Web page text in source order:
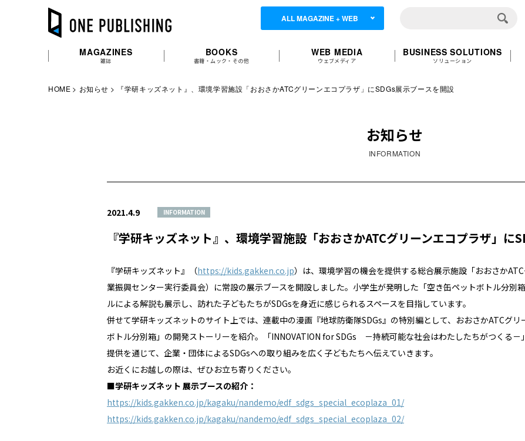
ALL MAGAZINE + WEB
MAGAZINES
雑誌
BOOKS
書籍・ムック・その他
WEB MEDIA
ウェブメディア
BUSINESS SOLUTIONS
ソリューション
HOME お知らせ 『学研キッズネット』、環境学習施設「おおさかATCグリーンエコプラザ」にSDGs展示ブースを開設
お知らせ
INFORMATION
2021.4.9 INFORMATION
『学研キッズネット』、環境学習施設「おおさかATCグリーンエコプラザ」に
『学研キッズネット』（https://kids.gakken.co.jp）は、環境学習の機会を提供する総合展示施設「おおさか
業振興センター実行委員会）に常設の展示ブースを開設しました。小学生が発明した「空き缶ペットボトル分別
ルによる解説も展示し、訪れた子どもたちがSDGsを身近に感じられるスペースを目指しています。
併せて学研キッズネットのサイト上では、連載中の漫画『地球防衛隊SDGs』の特別編として、おおさかATCグ
ボトル分別箱」の開発ストーリーを紹介。「INNOVATION for SDGs －持続可能な社会はわたしたちがつくる
提供を通じて、企業・団体によるSDGsへの取り組みを広く子どもたちへ伝えていきます。
お近くにお越しの際は、ぜひお立ち寄りください。
■学研キッズネット 展示ブースの紹介：
https://kids.gakken.co.jp/kagaku/nandemo/edf_sdgs_special_ecoplaza_01/
https://kids.gakken.co.jp/kagaku/nandemo/edf_sdgs_special_ecoplaza_02/